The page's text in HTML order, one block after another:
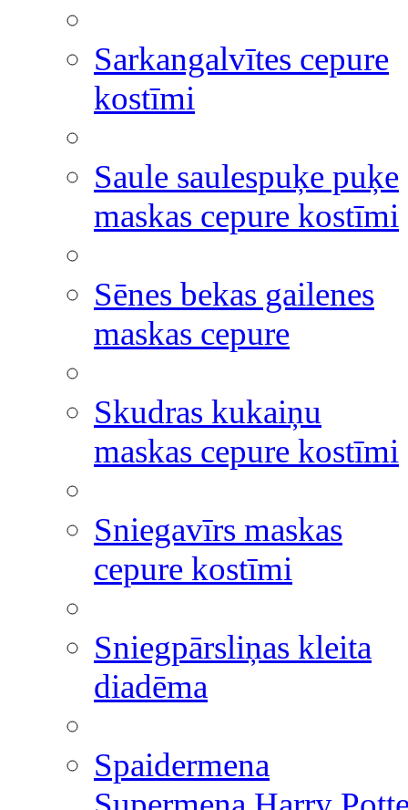
Sarkangalvītes cepure
kostīmi
Saule saulespuķe puķe
maskas cepure kostīmi
Sēnes bekas gailenes
maskas cepure
Skudras kukaiņu
maskas cepure kostīmi
Sniegavīrs maskas
cepure kostīmi
Sniegpārsliņas kleita
diadēma
Spaidermena